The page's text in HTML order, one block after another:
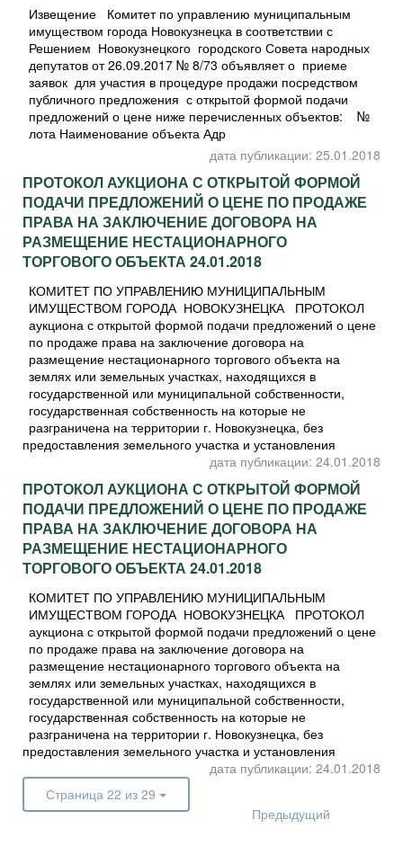
Извещение Комитет по управлению муниципальным
имуществом города Новокузнецка в соответствии с
Решением Новокузнецкого городского Совета народных
депутатов от 26.09.2017 № 8/73 объявляет о приеме
заявок для участия в процедуре продажи посредством
публичного предложения с открытой формой подачи
предложений о цене ниже перечисленных объектов: №
лота Наименование объекта Адр
дата публикации: 25.01.2018
ПРОТОКОЛ АУКЦИОНА С ОТКРЫТОЙ ФОРМОЙ
ПОДАЧИ ПРЕДЛОЖЕНИЙ О ЦЕНЕ ПО ПРОДАЖЕ
ПРАВА НА ЗАКЛЮЧЕНИЕ ДОГОВОРА НА
РАЗМЕЩЕНИЕ НЕСТАЦИОНАРНОГО
ТОРГОВОГО ОБЪЕКТА 24.01.2018
КОМИТЕТ ПО УПРАВЛЕНИЮ МУНИЦИПАЛЬНЫМ
ИМУЩЕСТВОМ ГОРОДА НОВОКУЗНЕЦКА ПРОТОКОЛ
аукциона с открытой формой подачи предложений о цене
по продаже права на заключение договора на
размещение нестационарного торгового объекта на
землях или земельных участках, находящихся в
государственной или муниципальной собственности,
государственная собственность на которые не
разграничена на территории г. Новокузнецка, без
предоставления земельного участка и установления
дата публикации: 24.01.2018
ПРОТОКОЛ АУКЦИОНА С ОТКРЫТОЙ ФОРМОЙ
ПОДАЧИ ПРЕДЛОЖЕНИЙ О ЦЕНЕ ПО ПРОДАЖЕ
ПРАВА НА ЗАКЛЮЧЕНИЕ ДОГОВОРА НА
РАЗМЕЩЕНИЕ НЕСТАЦИОНАРНОГО
ТОРГОВОГО ОБЪЕКТА 24.01.2018
КОМИТЕТ ПО УПРАВЛЕНИЮ МУНИЦИПАЛЬНЫМ
ИМУЩЕСТВОМ ГОРОДА НОВОКУЗНЕЦКА ПРОТОКОЛ
аукциона с открытой формой подачи предложений о цене
по продаже права на заключение договора на
размещение нестационарного торгового объекта на
землях или земельных участках, находящихся в
государственной или муниципальной собственности,
государственная собственность на которые не
разграничена на территории г. Новокузнецка, без
предоставления земельного участка и установления
дата публикации: 24.01.2018
Страница 22 из 29
Предыдущий